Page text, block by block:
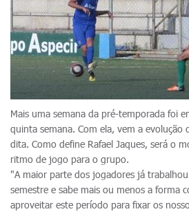
Mais uma semana da pré-temporada foi
quinta semana. Com ela, vem a
dita. Como define Rafael Jaques, será o
ritmo de jogo para o grupo.
"A maior parte dos jogadores já
semestre e sabe mais ou menos a forma
aproveitar este período para fixar os